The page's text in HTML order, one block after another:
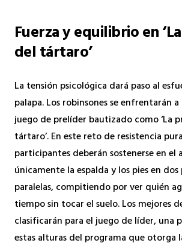
Fuerza y equilibrio en
del tártaro’
La tensión psicológica dará paso al
palapa. Los robinsones se enfrentarán
juego de prelíder bautizado como ‘La
tártaro’. En este reto de resistencia
participantes deberán sostenerse en el
únicamente la espalda y los pies en dos
paralelas, compitiendo por ver quién
tiempo sin tocar el suelo. Los mejores
clasificarán para el juego de líder, una
estas alturas del programa que otorga